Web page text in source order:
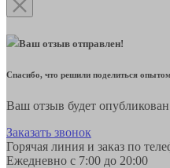
Ваш отзыв отправлен!
Спасибо, что решили поделиться
Ваш отзыв будет
Заказать звонок
Горячая линия и заказ по
Ежедневно с 7:00 до 20:00